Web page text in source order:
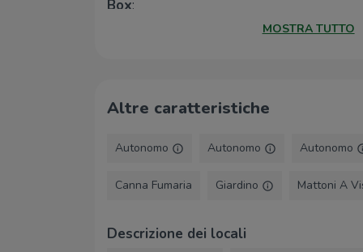
alla rete del metano che passa sulla
legno doppio vetro e impianto di
tranquillità, ampi spazi e una posizione
Box:
MOSTRA TUTTO
Altre caratteristiche
Autonomo Autonomo Autonomo
Canna Fumaria Giardino Mattoni A
Descrizione dei locali